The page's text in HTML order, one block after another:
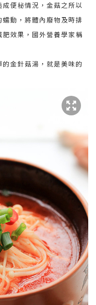
便秘情況，金菇之所以
動，將體內廢物及時排
效果，國外營養學家稱
金針菇湯，就是美味的